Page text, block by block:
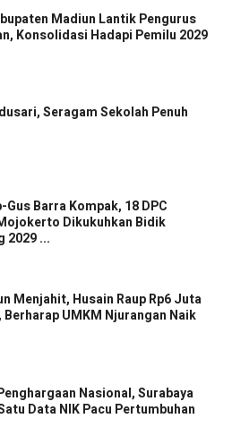
Madiun Lantik Pengurus
Konsolidasi Hadapi Pemilu 2029
Seragam Sekolah Penuh
Gus Barra Kompak, 18 DPC
Dikukuhkan Bidik
2029 ...
Menjahit, Husain Raup Rp6 Juta
Berharap UMKM Njurangan Naik
Nasional, Surabaya
Data NIK Pacu Pertumbuhan